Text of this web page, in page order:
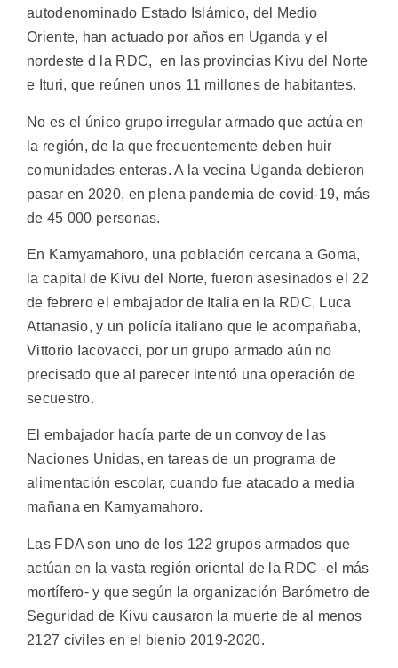
autodenominado Estado Islámico, del Medio
Oriente, han actuado por años en Uganda y el
nordeste d la RDC, en las provincias Kivu del Norte
e Ituri, que reúnen unos 11 millones de habitantes.
No es el único grupo irregular armado que actúa en
la región, de la que frecuentemente deben huir
comunidades enteras. A la vecina Uganda debieron
pasar en 2020, en plena pandemia de covid-19, más
de 45 000 personas.
En Kamyamahoro, una población cercana a Goma,
la capital de Kivu del Norte, fueron asesinados el 22
de febrero el embajador de Italia en la RDC, Luca
Attanasio, y un policía italiano que le acompañaba,
Vittorio Iacovacci, por un grupo armado aún no
precisado que al parecer intentó una operación de
secuestro.
El embajador hacía parte de un convoy de las
Naciones Unidas, en tareas de un programa de
alimentación escolar, cuando fue atacado a media
mañana en Kamyamahoro.
Las FDA son uno de los 122 grupos armados que
actúan en la vasta región oriental de la RDC -el más
mortífero- y que según la organización Barómetro de
Seguridad de Kivu causaron la muerte de al menos
2127 civiles en el bienio 2019-2020.